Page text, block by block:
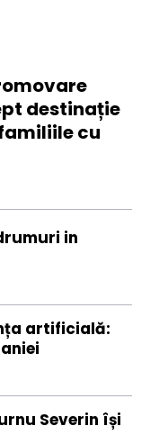
destinație
cu
in
artificială:
Severin își